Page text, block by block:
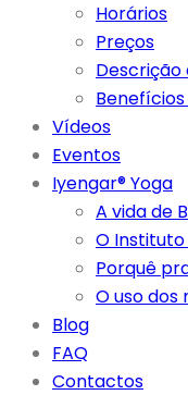
Horários
Preços
Descrição
Vídeos
Eventos
Iyengar® Yoga
A vida de
O
Porquê
O uso dos
Blog
FAQ
Contactos